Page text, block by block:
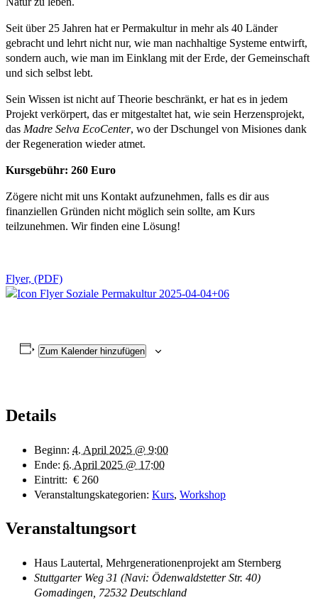
Seit über 25 Jahren hat er Permakultur in mehr als 40 Länder
gebracht und lehrt nicht nur, wie man nachhaltige Systeme entwirft,
sondern auch, wie man im Einklang mit der Erde, der Gemeinschaft
und sich selbst lebt.
Sein Wissen ist nicht auf Theorie beschränkt, er hat es in jedem
Projekt verkörpert, das er mitgestaltet hat, wie sein Herzensprojekt,
das Madre Selva EcoCenter, wo der Dschungel von Misiones dank
der Regeneration wieder atmet.
Kursgebühr: 260 Euro
Zögere nicht mit uns Kontakt aufzunehmen, falls es dir aus
finanziellen Gründen nicht möglich sein sollte, am Kurs
teilzunehmen. Wir finden eine Lösung!
Flyer, (PDF)
Zum Kalender hinzufügen
Details
Beginn: 4. April 2025 @ 9:00
Ende: 6. April 2025 @ 17:00
Eintritt: € 260
Veranstaltungskategorien: Kurs, Workshop
Veranstaltungsort
Haus Lautertal, Mehrgenerationenprojekt am Sternberg
Stuttgarter Weg 31 (Navi: Ödenwaldstetter Str. 40)
Gomadingen 72532 Deutschland